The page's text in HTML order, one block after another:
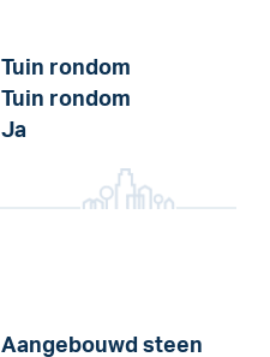
Tuin rondom
Tuin rondom
Ja
Aangebouwd steen